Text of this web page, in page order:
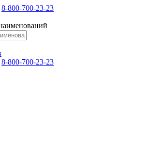
8-800-700-23-23
8-800-700-23-23